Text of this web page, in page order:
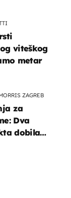
viteškog
metar
ZAGREB
za
Dva
dobila